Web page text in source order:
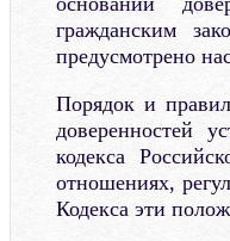
гражданским
предусмотрено
Порядок и
доверенностей
кодекса
отношениях,
Кодекса эти